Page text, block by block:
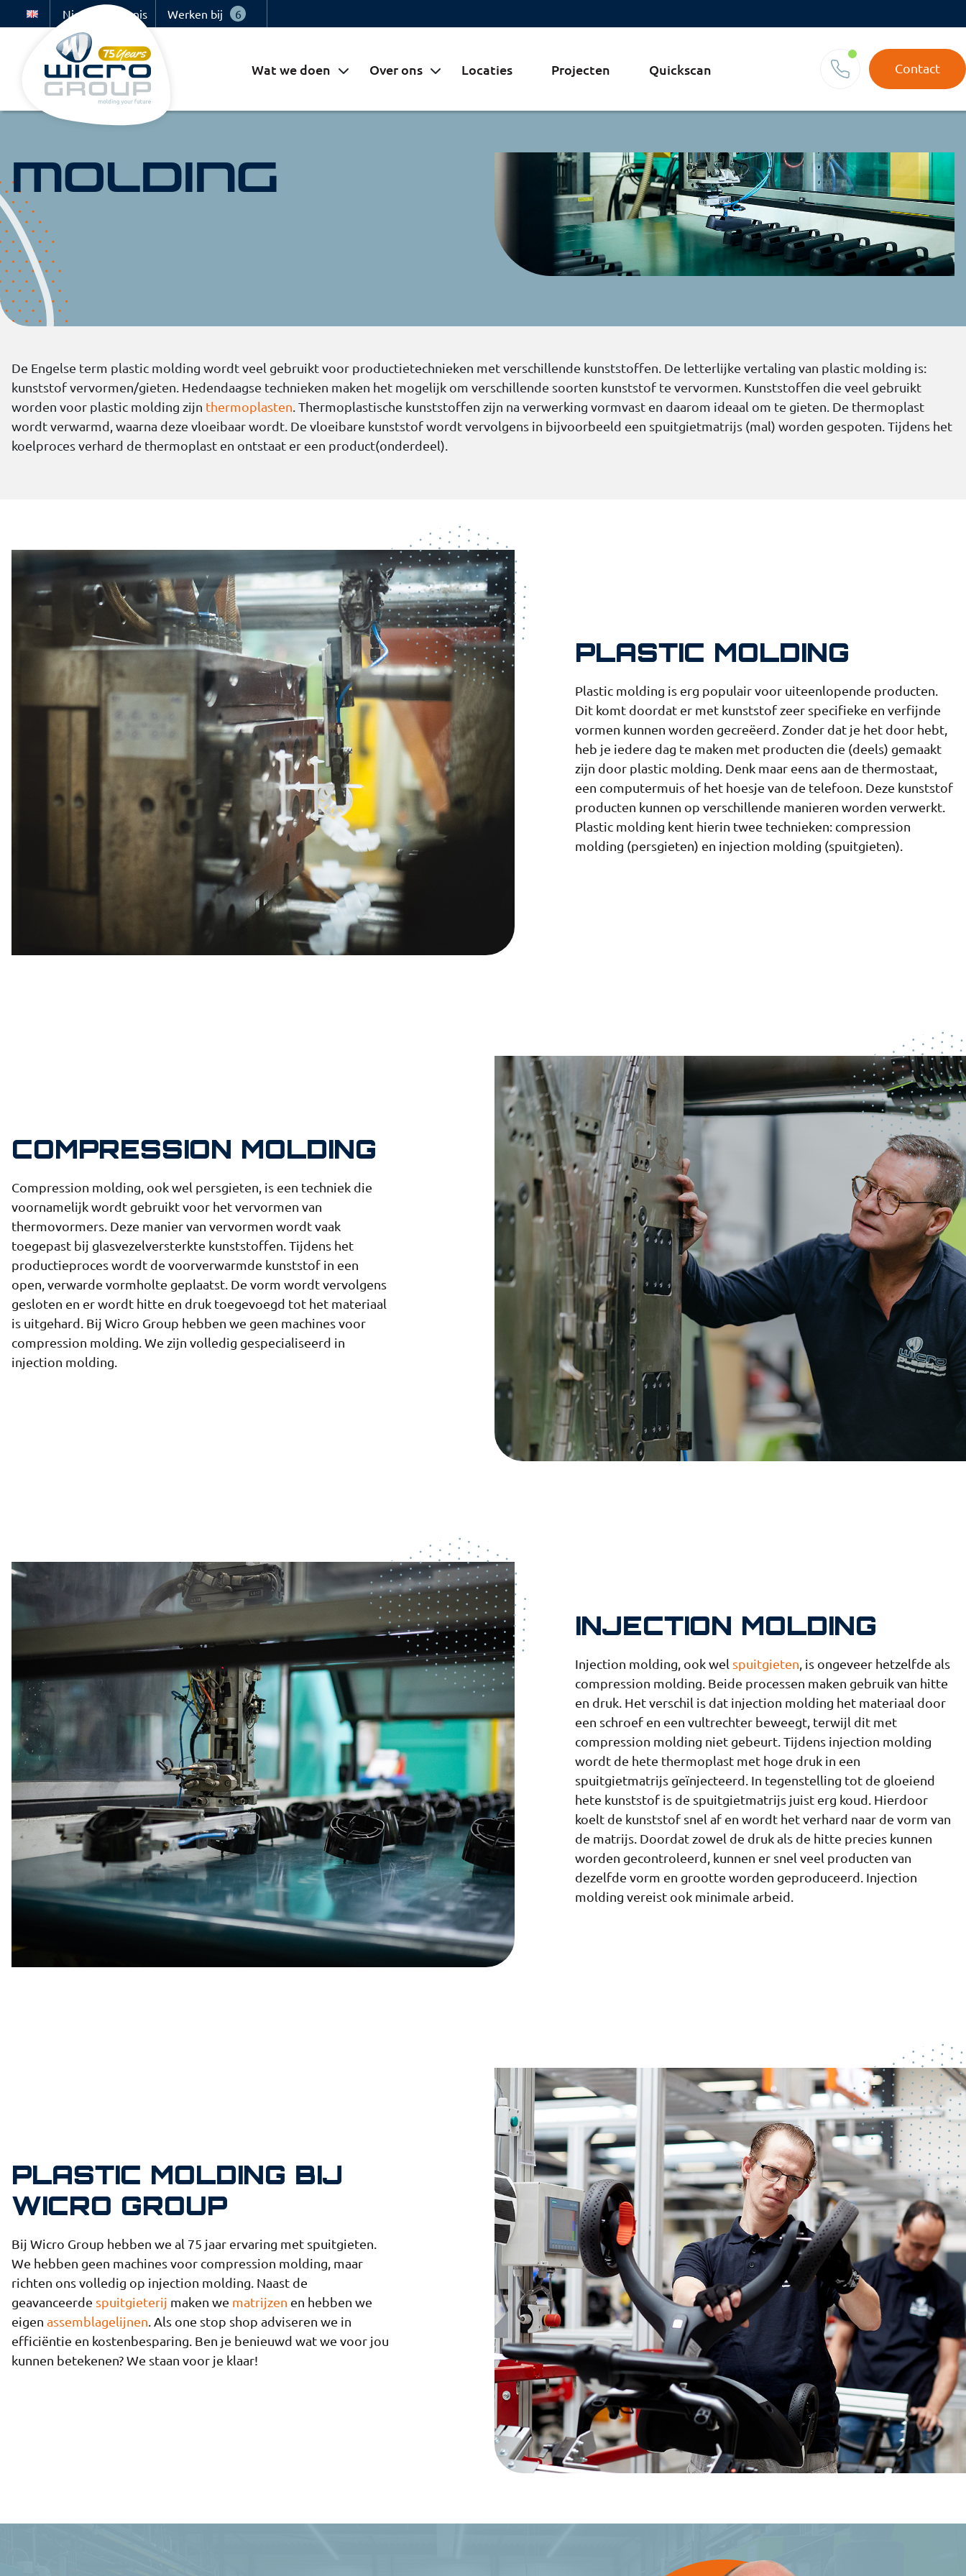
Nieuws & kennis Werken bij 6
Wat we doen Over ons Locaties Projecten Quickscan Contact
Molding
De Engelse term plastic molding wordt veel gebruikt voor productietechnieken met verschillende kunststoffen. De letterlijke vertaling van plastic molding is:
kunststof vervormen/gieten. Hedendaagse technieken maken het mogelijk om verschillende soorten kunststof te vervormen. Kunststoffen die veel gebruikt
worden voor plastic molding zijn thermoplasten . Thermoplastische kunststoffen zijn na verwerking vormvast en daarom ideaal om te gieten. De thermoplast
wordt verwarmd, waarna deze vloeibaar wordt. De vloeibare kunststof wordt vervolgens in bijvoorbeeld een spuitgietmatrijs (mal) worden gespoten. Tijdens het
koelproces verhard de thermoplast en ontstaat er een product(onderdeel).
PLASTIC MOLDING
Plastic molding is erg populair voor uiteenlopende producten.
Dit komt doordat er met kunststof zeer specifieke en verfijnde
vormen kunnen worden gecreëerd. Zonder dat je het door hebt,
heb je iedere dag te maken met producten die (deels) gemaakt
zijn door plastic molding. Denk maar eens aan de thermostaat,
een computermuis of het hoesje van de telefoon. Deze kunststof
producten kunnen op verschillende manieren worden verwerkt.
Plastic molding kent hierin twee technieken: compression
molding (persgieten) en injection molding (spuitgieten).
COMPRESSION MOLDING
Compression molding, ook wel persgieten, is een techniek die
voornamelijk wordt gebruikt voor het vervormen van
thermovormers. Deze manier van vervormen wordt vaak
toegepast bij glasvezelversterkte kunststoffen. Tijdens het
productieproces wordt de voorverwarmde kunststof in een
open, verwarde vormholte geplaatst. De vorm wordt vervolgens
gesloten en er wordt hitte en druk toegevoegd tot het materiaal
is uitgehard. Bij Wicro Group hebben we geen machines voor
compression molding. We zijn volledig gespecialiseerd in
injection molding.
INJECTION MOLDING
Injection molding, ook wel spuitgieten , is ongeveer hetzelfde als
compression molding. Beide processen maken gebruik van hitte
en druk. Het verschil is dat injection molding het materiaal door
een schroef en een vultrechter beweegt, terwijl dit met
compression molding niet gebeurt. Tijdens injection molding
wordt de hete thermoplast met hoge druk in een
spuitgietmatrijs geïnjecteerd. In tegenstelling tot de gloeiend
hete kunststof is de spuitgietmatrijs juist erg koud. Hierdoor
koelt de kunststof snel af en wordt het verhard naar de vorm van
de matrijs. Doordat zowel de druk als de hitte precies kunnen
worden gecontroleerd, kunnen er snel veel producten van
dezelfde vorm en grootte worden geproduceerd. Injection
molding vereist ook minimale arbeid.
PLASTIC MOLDING BIJ
WICRO GROUP
Bij Wicro Group hebben we al 75 jaar ervaring met spuitgieten.
We hebben geen machines voor compression molding, maar
richten ons volledig op injection molding. Naast de
geavanceerde spuitgieterij maken we matrijzen en hebben we
eigen assemblagelijnen . Als one stop shop adviseren we in
efficiëntie en kostenbesparing. Ben je benieuwd wat we voor jou
kunnen betekenen? We staan voor je klaar!